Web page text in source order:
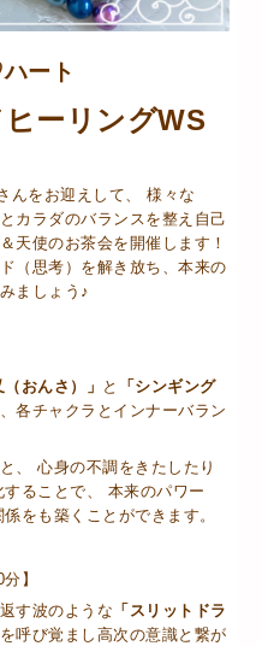
ート
ーリングWS
んをお迎えして、 様々な
カラダのバランスを整え自己
天使のお茶会を開催します！
（思考）を解き放ち、本来の
ましょう♪
（おんさ）」 と
「シンギング
各チャクラとインナーバラン
、 心身の不調をきたしたり
ることで、 本来のパワー
係をも築くことができます。
】
す波のような 「スリットドラ
呼び覚まし高次の意識と繋が